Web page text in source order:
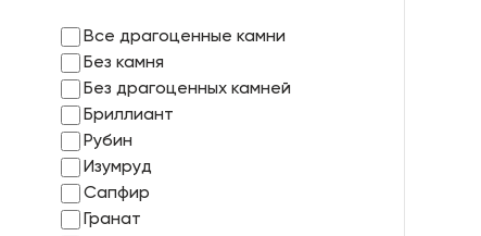
Избранное
+998 71 205 22 22
Все драгоценные камни
Без камня
Без драгоценных камней
Бриллиант
Рубин
Изумруд
Сапфир
Гранат